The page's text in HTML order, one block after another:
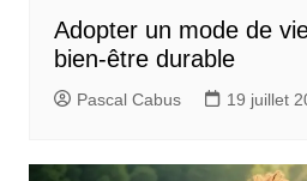
Adopter un mode de
bien-être durable
Pascal Cabus 19 juillet